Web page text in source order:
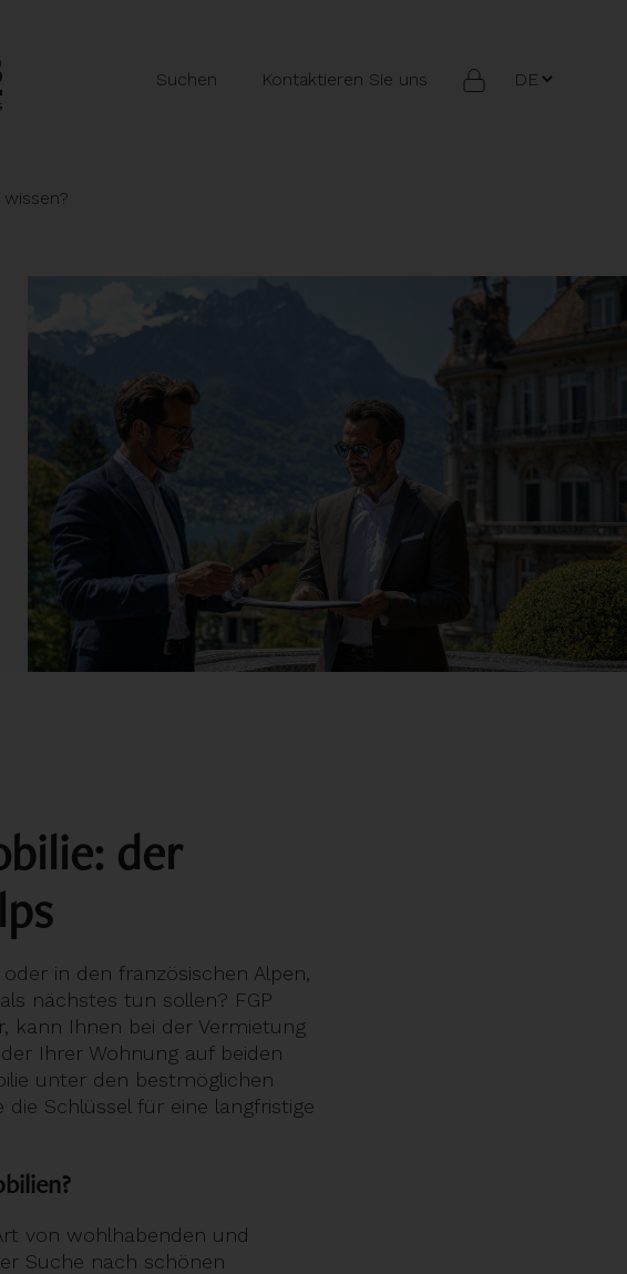
Suchen Kontaktieren Sie uns
der
in den französischen Alpen,
nächstes tun sollen? FGP
kann Ihnen bei der Vermietung
Ihrer Wohnung auf beiden
unter den bestmöglichen
die Schlüssel für eine langfristige
von wohlhabenden und
Suche nach schönen